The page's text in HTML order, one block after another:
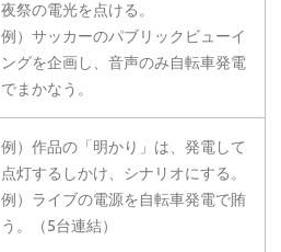
夜祭の電光を点ける。
例）サッカーのパブリックビューイ
ングを企画し、音声のみ自転車発電
でまかなう。
例）作品の「明かり」は、発電して
点灯するしかけ、シナリオにする。
例）ライブの電源を自転車発電で賄
う。（5台連結）